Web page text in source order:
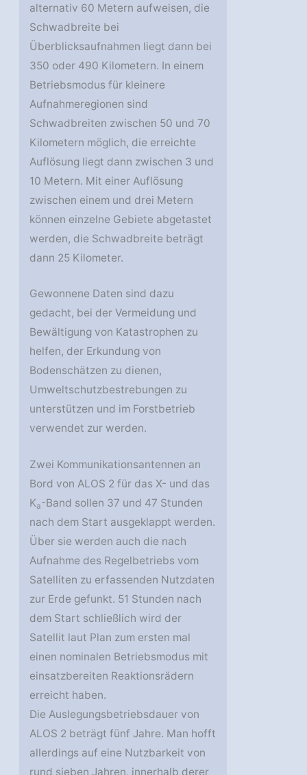
alternativ 60 Metern aufweisen, die
Schwadbreite bei
Überblicksaufnahmen liegt dann bei
350 oder 490 Kilometern. In einem
Betriebsmodus für kleinere
Aufnahmeregionen sind
Schwadbreiten zwischen 50 und 70
Kilometern möglich, die erreichte
Auflösung liegt dann zwischen 3 und
10 Metern. Mit einer Auflösung
zwischen einem und drei Metern
können einzelne Gebiete abgetastet
werden, die Schwadbreite beträgt
dann 25 Kilometer.
Gewonnene Daten sind dazu
gedacht, bei der Vermeidung und
Bewältigung von Katastrophen zu
helfen, der Erkundung von
Bodenschätzen zu dienen,
Umweltschutzbestrebungen zu
unterstützen und im Forstbetrieb
verwendet zur werden.
Zwei Kommunikationsantennen an
Bord von ALOS 2 für das X- und das
Ka-Band sollen 37 und 47 Stunden
nach dem Start ausgeklappt werden.
Über sie werden auch die nach
Aufnahme des Regelbetriebs vom
Satelliten zu erfassenden Nutzdaten
zur Erde gefunkt. 51 Stunden nach
dem Start schließlich wird der
Satellit laut Plan zum ersten mal
einen nominalen Betriebsmodus mit
einsatzbereiten Reaktionsrädern
erreicht haben.
Die Auslegungsbetriebsdauer von
ALOS 2 beträgt fünf Jahre. Man hofft
allerdings auf eine Nutzbarkeit von
rund sieben Jahren, innerhalb derer